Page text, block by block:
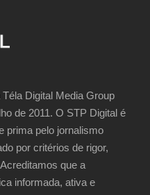
Digital Media Group
de 2011. O STP Digital é
prima pelo jornalismo
por critérios de rigor,
que a
informada, ativa e